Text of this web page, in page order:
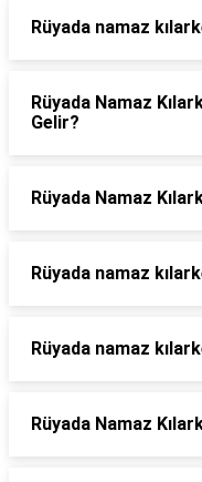
Rüyada namaz
Rüyada Namaz
Gelir?
Rüyada Namaz
Rüyada namaz
Rüyada namaz
Rüyada Namaz